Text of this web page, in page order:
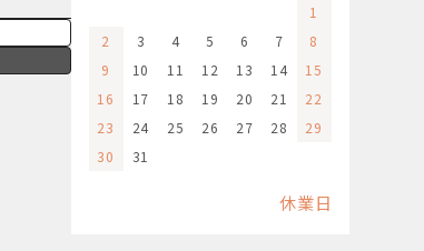
1
2
3 4 5 6 7
8
9
10 11 12 13 14
15
16
17 18 19 20 21
22
23
24 25 26 27 28
29
30
31
休業日